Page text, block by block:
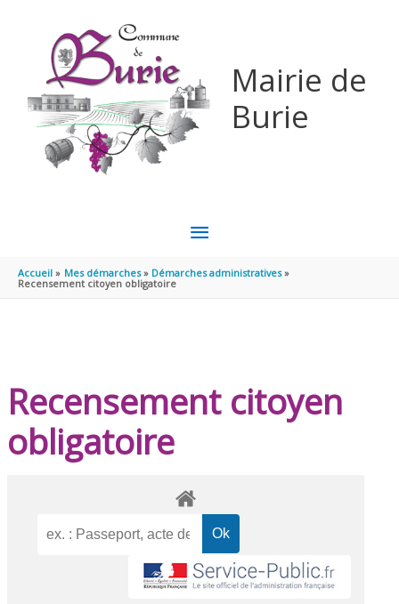
Mairie de
Burie
MENU
PRINCIPAL
Accueil Mes démarches
Démarches administratives
Recensement citoyen obligatoire
Recensement citoyen
obligatoire